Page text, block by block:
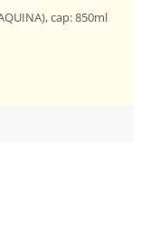
cap: 850ml